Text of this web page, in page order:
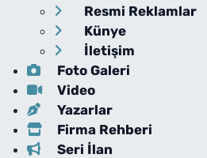
Resmi Reklamlar
Künye
İletişim
Foto Galeri
Video
Yazarlar
Firma Rehberi
Seri İlan